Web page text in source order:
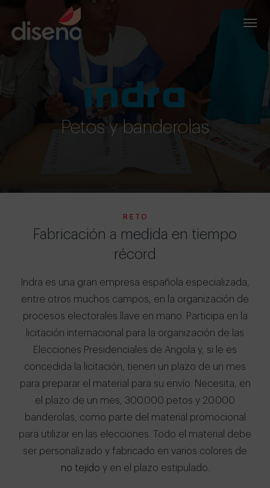
Petos y banderolas
RETO
Fabricación a medida en tiempo
récord
Indra es una gran empresa española especializada,
entre otros muchos campos, en la organización de
procesos electorales llave en mano. Participa en la
licitación internacional para la organización de las
Elecciones Presidenciales de Angola y, si le es
concedida la licitación, tienen un plazo de un mes
para preparar el material para su envío. Necesita, en
el plazo de un mes, 300.000 petos y 20.000
banderolas, como parte del material promocional
para utilizar en las elecciones. Todo el material debe
ser personalizado y fabricado en varios colores de
no tejido y en el plazo estipulado.